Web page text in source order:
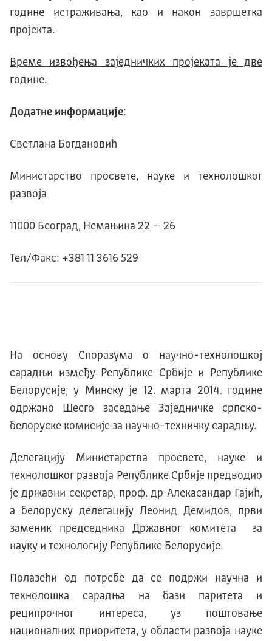
године истраживања, као и након завршетка
пројекта.
Време извођења заједничких пројеката је две
године.
Додатне информације:
Светлана Богдановић
Министарство пpосвете, науке и технолошког
развоја
11000 Београд, Немањина 22 – 26
Тел/Факс: +381 11 3616 529
На основу Споразума о научно-технолошкој
сарадњи између Републике Србије и Републике
Белорусије, у Минску је 12. марта 2014. године
одржано Шесго заседање Заједничке српско-
белоруске комисије за научно-техничку сарадњу.
Делегацију Министарства просвете, науке и
технолошког развоја Републике Србије предводио
је државни секретар, проф. др Алекасандар Гајић,
а белоруску делегацију Леонид Демидов, први
заменик председника Државног комитета за
науку и технологију Републике Белорусије.
Полазећи од потребе да се подржи научна и
технолошка сарадња на бази паритета и
реципрочног интереса, уз поштовање
националних приоритета, у области развоја науке